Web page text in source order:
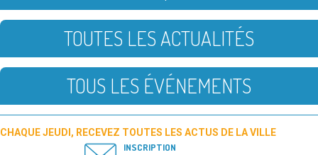
TOUTES LES ACTUALITÉS
TOUS LES ÉVÉNEMENTS
CHAQUE JEUDI, RECEVEZ TOUTES LES ACTUS DE LA VILLE
INSCRIPTION